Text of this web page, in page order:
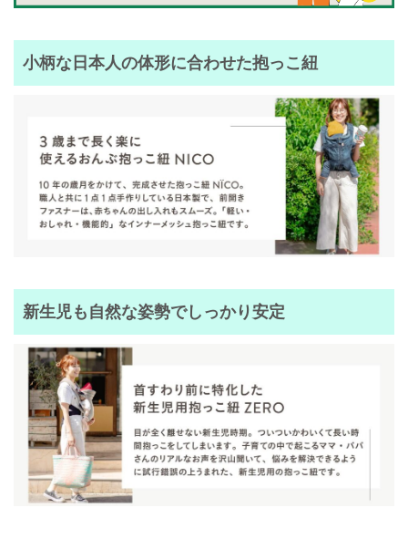
小柄な日本人の体形に合わせた抱っこ紐
新生児も自然な姿勢でしっかり安定